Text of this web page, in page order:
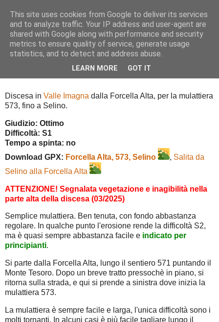
Forcella Alta, 573, Selino
Discesa in Valle Imagna dalla Forcella Alta, per la mulattiera
573, fino a Selino.
Giudizio: Ottimo
Difficoltà: S1
Tempo a spinta: no
Download GPX: Forcella Alta, 573, Selino , Salita da
Selino alla Forcella Alta
ATTENZIONE! Segnalata vegetazione e inagibilità nella
parte alta della discesa (03/2025)
Semplice mulattiera. Ben tenuta, con fondo abbastanza
regolare. In qualche punto l'erosione rende la difficoltà S2,
ma è quasi sempre abbastanza facile e indicato per
principianti.
Si parte dalla Forcella Alta, lungo il sentiero 571 puntando il
Monte Tesoro. Dopo un breve tratto pressochè in piano, si
ritorna sulla strada, e qui si prende a sinistra dove inizia la
mulattiera 573.
La mulattiera è sempre facile e larga, l'unica difficoltà sono i
molti tornanti. In alcuni casi è più facile tagliare lungo il
This site uses cookies from Google to deliver its services
and to analyze traffic. Your IP address and user-agent are
shared with Google along with performance and security
metrics to ensure quality of service, generate usage
statistics, and to detect and address abuse.
LEARN MORE GOT IT